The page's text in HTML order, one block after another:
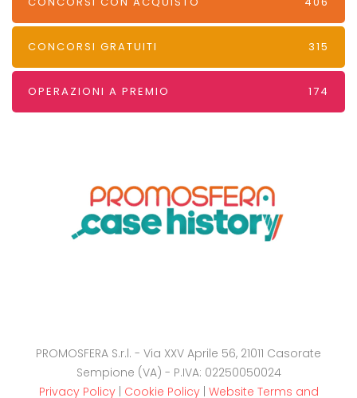
CONCORSI GRATUITI 315
OPERAZIONI A PREMIO 174
PROMOSFERA S.r.l. - Via XXV Aprile 56, 21011 Casorate
Sempione (VA) - P.IVA: 02250050024
Privacy Policy| Cookie Policy| Website Terms and